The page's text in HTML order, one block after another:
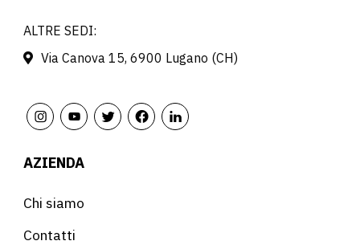
ALTRE SEDI:
Via Canova 15, 6900 Lugano (CH)
AZIENDA
Chi siamo
Contatti